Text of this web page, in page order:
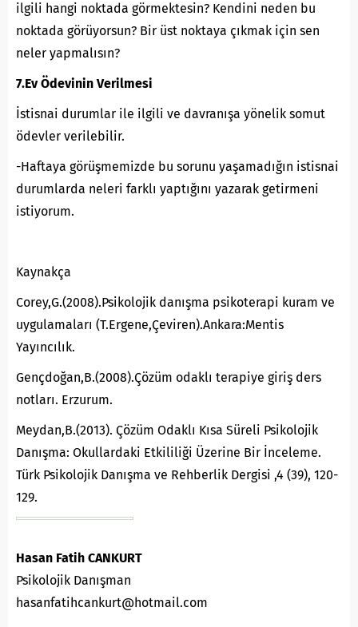
ilgili hangi noktada görmektesin? Kendini neden bu
noktada görüyorsun? Bir üst noktaya çıkmak için sen
neler yapmalısın?
7.Ev Ödevinin Verilmesi
İstisnai durumlar ile ilgili ve davranışa yönelik somut
ödevler verilebilir.
-Haftaya görüşmemizde bu sorunu yaşamadığın istisnai
durumlarda neleri farklı yaptığını yazarak getirmeni
istiyorum.
Kaynakça
Corey,G.(2008).Psikolojik danışma psikoterapi kuram ve
uygulamaları (T.Ergene,Çeviren).Ankara:Mentis
Yayıncılık.
Gençdoğan,B.(2008).Çözüm odaklı terapiye giriş ders
notları. Erzurum.
Meydan,B.(2013). Çözüm Odaklı Kısa Süreli Psikolojik
Danışma: Okullardaki Etkililiği Üzerine Bir İnceleme.
Türk Psikolojik Danışma ve Rehberlik Dergisi ,4 (39), 120-
129.
Hasan Fatih CANKURT
Psikolojik Danışman
hasanfatihcankurt@hotmail.com